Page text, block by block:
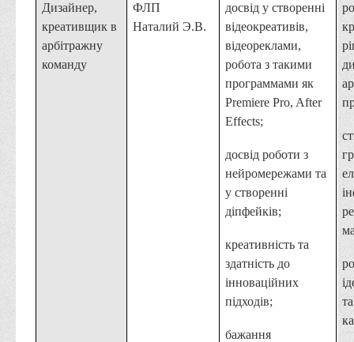
Дизайнер,
креативщик в
арбітражну
команду
ФЛП
Наталий Э.В.
досвід у створенні
відеокреативів,
відеореклами,
робота з такими
программами як
Premiere Pro, After
Effects;
досвід роботи з
нейромережами та
у створенні
діпфейків;
креативність та
здатність до
інноваційних
підходів;
бажання